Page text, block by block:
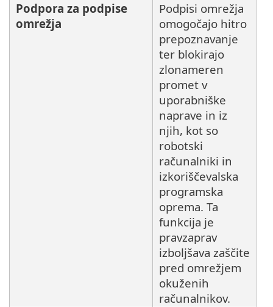
Podpora za podpise
omrežja
Podpisi omrežja
omogočajo hitro
prepoznavanje
ter blokirajo
zlonameren
promet v
uporabniške
naprave in iz
njih, kot so
robotski
računalniki in
izkoriščevalska
programska
oprema. Ta
funkcija je
pravzaprav
izboljšava zaščite
pred omrežjem
okuženih
računalnikov.